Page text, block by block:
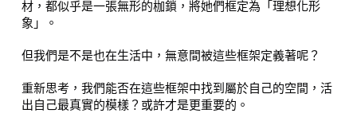
材，都似乎是一張無形的枷鎖，將她們框定為「理想化形
象」。
但我們是不是也在生活中，無意間被這些框架定義著呢？
重新思考，我們能否在這些框架中找到屬於自己的空間，活
出自己最真實的模樣？或許才是更重要的。